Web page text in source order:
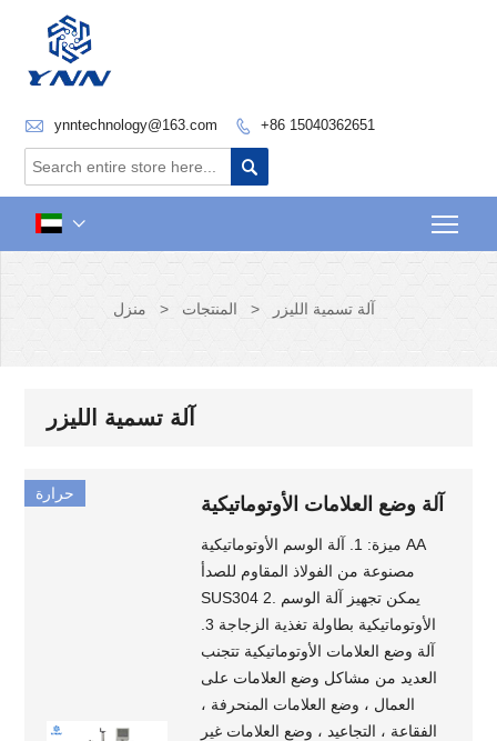
 ynntechnology@163.com  +86 15040362651


منزل > المنتجات > آلة تسمية الليزر
آلة تسمية الليزر
حرارة آلة وضع العلامات الأوتوماتيكية
ميزة: 1. آلة الوسم الأوتوماتيكية AA
مصنوعة من الفولاذ المقاوم للصدأ
SUS304 2. يمكن تجهيز آلة الوسم
الأوتوماتيكية بطاولة تغذية الزجاجة 3.
آلة وضع العلامات الأوتوماتيكية تتجنب
العديد من مشاكل وضع العلامات على
العمال ، وضع العلامات المنحرفة ،
الفقاعة ، التجاعيد ، وضع العلامات غير